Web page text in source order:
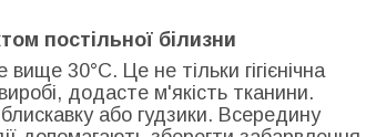
постільної білизни
30°С. Це не тільки гігієнічна
додасте м'якість тканини.
або гудзики. Всередину